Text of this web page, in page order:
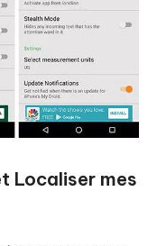
Localiser mes